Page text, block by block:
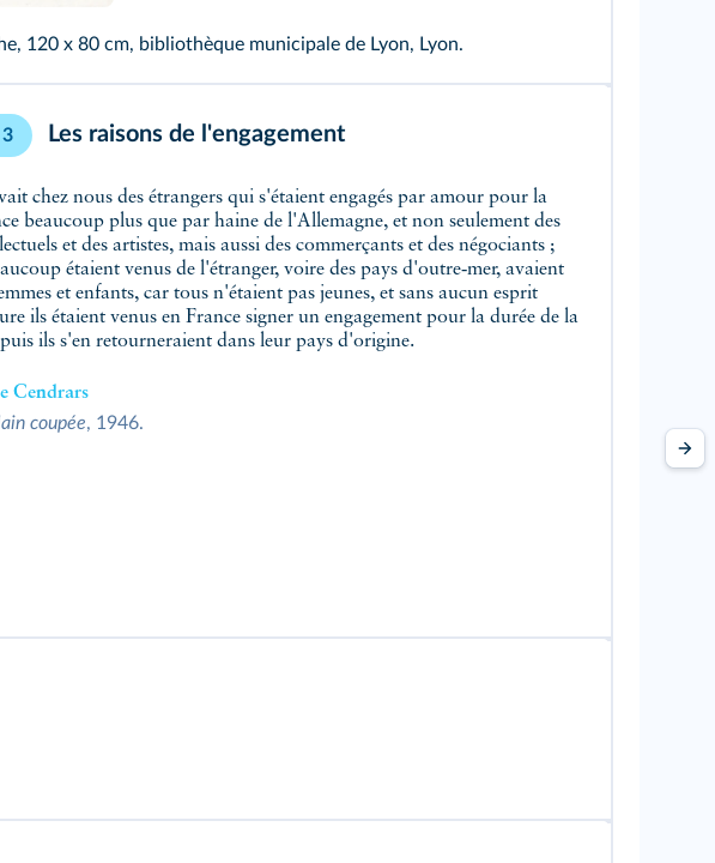
120 x 80 cm, bibliothèque municipale de Lyon, Lyon.
3 Les raisons de l'engagement
beaucoup plus que par haine de l'Allemagne, et non seulement des
et des artistes, mais aussi des commerçants et des négociants ;
étaient venus de l'étranger, voire des pays d'outre‑mer, avaient
et enfants, car tous n'étaient pas jeunes, et sans aucun esprit
ils étaient venus en France signer un engagement pour la durée de la
ils s'en retourneraient dans leur pays d'origine.
Cendrars
coupée, 1946.